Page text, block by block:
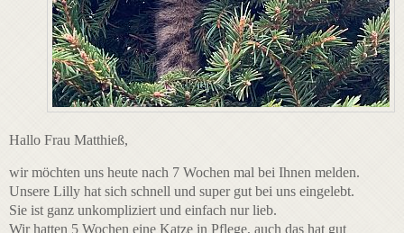
Hallo Frau Matthieß,
wir möchten uns heute nach 7 Wochen mal bei Ihnen melden.
Unsere Lilly hat sich schnell und super gut bei uns eingelebt.
Sie ist ganz unkompliziert und einfach nur lieb.
Wir hatten 5 Wochen eine Katze in Pflege, auch das hat gut